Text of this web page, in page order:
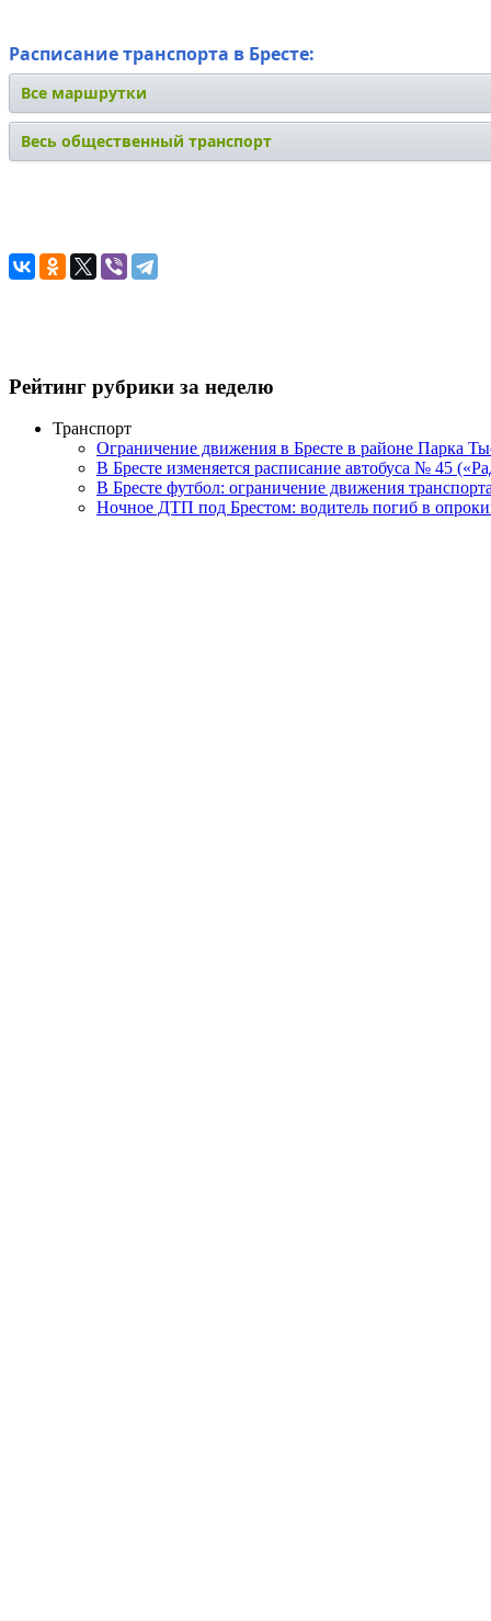
Расписание транспорта в Бресте:
Все маршрутки
Весь общественный транспорт
Рейтинг рубрики за неделю
Транспорт
Ограничение движения в Бресте в районе Парка
В Бресте изменяется расписание автобуса № 45
В Бресте футбол: ограничение движения
Ночное ДТП под Брестом: водитель погиб в